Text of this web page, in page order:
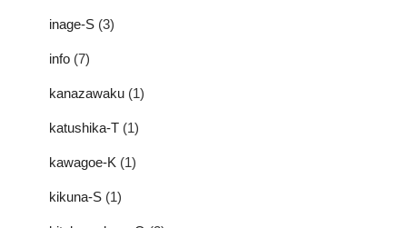
inage-S (3)
info (7)
kanazawaku (1)
katushika-T (1)
kawagoe-K (1)
kikuna-S (1)